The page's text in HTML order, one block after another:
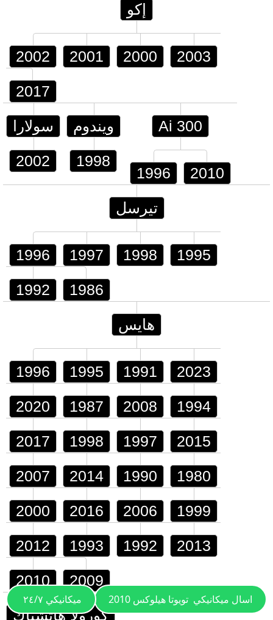
إكو
2002 2001 2000 2003
2017
سولارا
2002
ويندوم
1998
Ai 300
1996 2010
تيرسل
1996 1997 1998 1995
1992 1986
هايس
1996 1995 1991 2023
2020 1987 2008 1994
2017 1998 1997 2015
2007 2014 1990 1980
2000 2016 2006 1999
2012 1993 1992 2013
2010 2009
كورولا هاتشباك
اسال ميكانيكي تويوتا هيلوكس 2010 ميكانيكي ٢٤/٧